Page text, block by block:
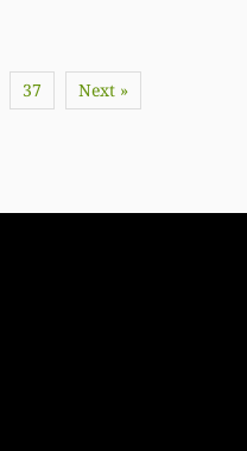
37 Next »